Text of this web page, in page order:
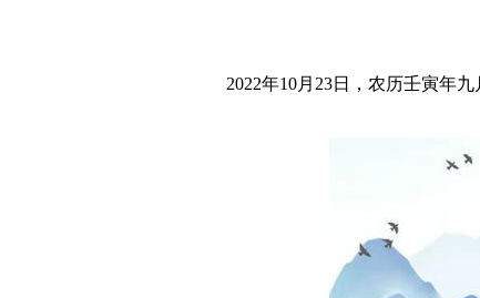
2022年10月23日，农历壬寅年